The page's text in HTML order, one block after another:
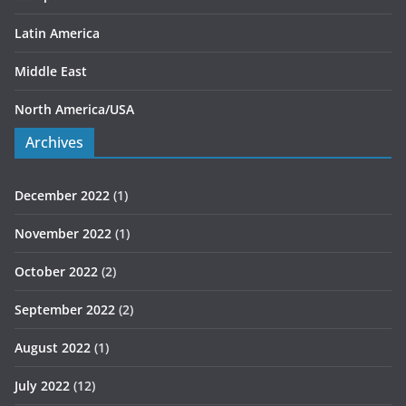
Latin America
Middle East
North America/USA
Archives
December 2022 (1)
November 2022 (1)
October 2022 (2)
September 2022 (2)
August 2022 (1)
July 2022 (12)